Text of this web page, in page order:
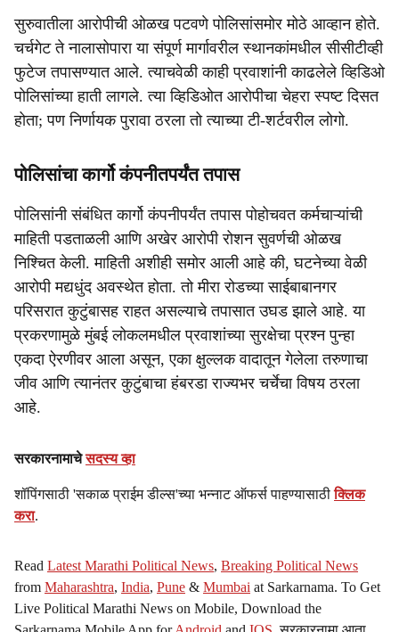
सुरुवातीला आरोपीची ओळख पटवणे पोलिसांसमोर मोठे आव्हान होते.
चर्चगेट ते नालासोपारा या संपूर्ण मार्गावरील स्थानकांमधील सीसीटीव्ही
फुटेज तपासण्यात आले. त्याचवेळी काही प्रवाशांनी काढलेले व्हिडिओ
पोलिसांच्या हाती लागले. त्या व्हिडिओत आरोपीचा चेहरा स्पष्ट दिसत
होता; पण निर्णायक पुरावा ठरला तो त्याच्या टी-शर्टवरील लोगो.
पोलिसांचा कार्गो कंपनीतपर्यंत तपास
पोलिसांनी संबंधित कार्गो कंपनीपर्यंत तपास पोहोचवत कर्मचाऱ्यांची
माहिती पडताळली आणि अखेर आरोपी रोशन सुवर्णची ओळख
निश्चित केली. माहिती अशीही समोर आली आहे की, घटनेच्या वेळी
आरोपी मद्यधुंद अवस्थेत होता. तो मीरा रोडच्या साईबाबानगर
परिसरात कुटुंबासह राहत असल्याचे तपासात उघड झाले आहे. या
प्रकरणामुळे मुंबई लोकलमधील प्रवाशांच्या सुरक्षेचा प्रश्न पुन्हा
एकदा ऐरणीवर आला असून, एका क्षुल्लक वादातून गेलेला तरुणाचा
जीव आणि त्यानंतर कुटुंबाचा हंबरडा राज्यभर चर्चेचा विषय ठरला
आहे.
सरकारनामाचेसदस्य व्हा
शॉपिंगसाठी 'सकाळ प्राईम डील्स'च्या भन्नाट ऑफर्स पाहण्यासाठीक्लिक
करा.
Read Latest Marathi Political News, Breaking Political News
from Maharashtra, India, Pune & Mumbai at Sarkarnama. To Get
Live Political Marathi News on Mobile, Download the